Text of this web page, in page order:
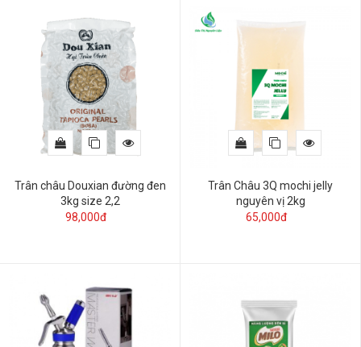
Trân châu Douxian đường đen
3kg size 2,2
98,000đ
Trân Châu 3Q mochi jelly
nguyên vị 2kg
65,000đ